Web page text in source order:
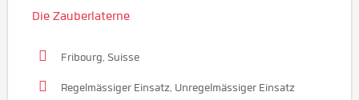
Die Zauberlaterne
Fribourg, Suisse
Regelmässiger Einsatz, Unregelmässiger Einsatz